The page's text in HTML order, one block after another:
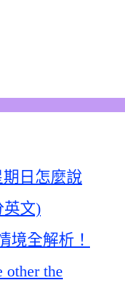
日怎麼說
英文)
境全解析！
other the